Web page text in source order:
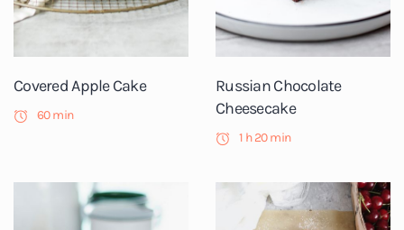
Covered Apple Cake
60 min
Russian Chocolate
Cheesecake
1 h 20 min